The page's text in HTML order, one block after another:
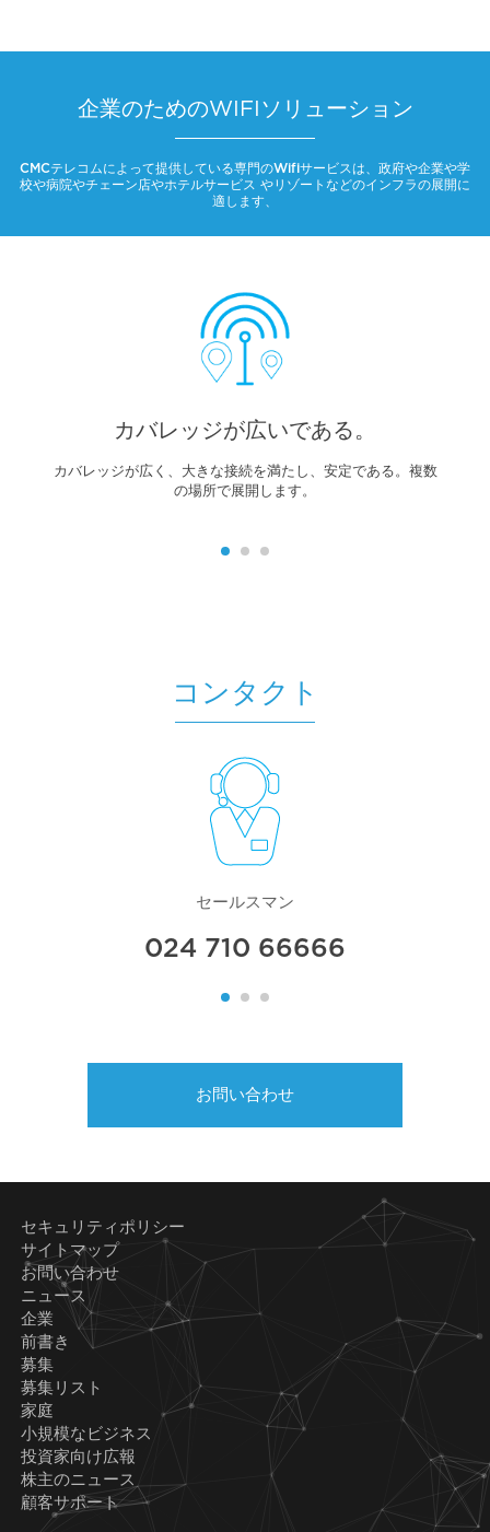
企業のためのWIFIソリューション
CMCテレコムによって提供している専門のWifiサービスは、政府や企業や学
校や病院やチェーン店やホテルサービス やリゾートなどのインフラの展開に
適します、
カバレッジが広いである。
カバレッジが広く、大きな接続を満たし、安定である。複数
の場所で展開します。
コンタクト
セールスマン
024 710 66666
お問い合わせ
セキュリティポリシー
サイトマップ
お問い合わせ
ニュース
企業
前書き
募集
募集リスト
家庭
小規模なビジネス
投資家向け広報
株主のニュース
顧客サポート